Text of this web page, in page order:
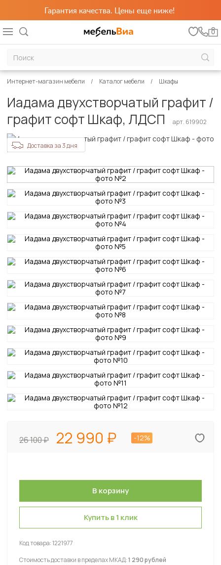
Гарантия качества. Цены еще ниже!
0
Интернет-магазин мебели Каталог мебели Шкафы
Иадама двухстворчатый графит /
графит софт Шкаф, ЛДСП
арт. 619902
Доставка за 3 дня
26 100 22 990 -12%
Купить в 1 клик
Код товара:1221977
Стоимость доставки в пределах МКАД:1 290 рублей